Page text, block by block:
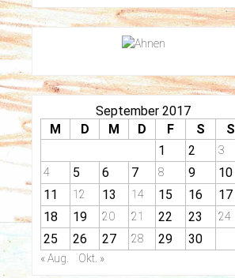
September 2017
M
D M D F S
S
1
2
3
4
5 6 7 8 9
10
11
12 13 14 15 16
17
18
19 20 21 22 23 24
25 26 27 28 29 30
« Aug. Okt. »